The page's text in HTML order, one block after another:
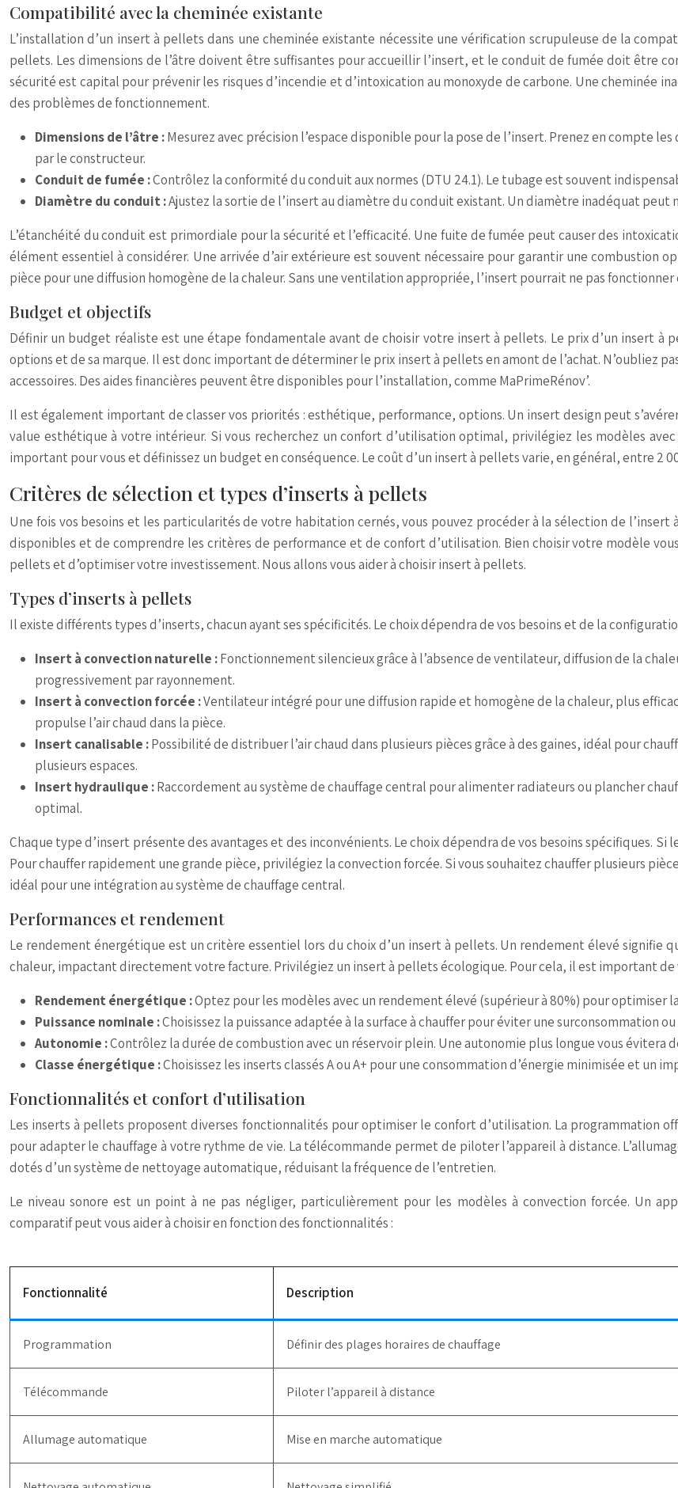
Compatibilité avec la cheminée existante
L’installation d’un insert à pellets dans une cheminée existante nécessite une vérification scrupuleuse de la
pellets. Les dimensions de l’âtre doivent être suffisantes pour accueillir l’insert, et le conduit de fumée doit être
sécurité est capital pour prévenir les risques d’incendie et d’intoxication au monoxyde de carbone. Une cheminée
des problèmes de fonctionnement.
Dimensions de l’âtre :Mesurez avec précision l’espace disponible pour la pose de l’insert. Prenez en compte
par le constructeur.
Conduit de fumée :Contrôlez la conformité du conduit aux normes (DTU 24.1). Le tubage est souvent
Diamètre du conduit :Ajustez la sortie de l’insert au diamètre du conduit existant. Un diamètre inadéquat peut
L’étanchéité du conduit est primordiale pour la sécurité et l’efficacité. Une fuite de fumée peut causer des
élément essentiel à considérer. Une arrivée d’air extérieure est souvent nécessaire pour garantir une combustion
pièce pour une diffusion homogène de la chaleur. Sans une ventilation appropriée, l’insert pourrait ne pas
Budget et objectifs
Définir un budget réaliste est une étape fondamentale avant de choisir votre insert à pellets. Le prix d’un insert à
options et de sa marque. Il est donc important de déterminer le prix insert à pellets en amont de l’achat. N’oubliez
accessoires. Des aides financières peuvent être disponibles pour l’installation, comme MaPrimeRénov’.
Il est également important de classer vos priorités : esthétique, performance, options. Un insert design peut
value esthétique à votre intérieur. Si vous recherchez un confort d’utilisation optimal, privilégiez les modèles
important pour vous et définissez un budget en conséquence. Le coût d’un insert à pellets varie, en général, entre 2
Critères de sélection et types d’inserts à pellets
Une fois vos besoins et les particularités de votre habitation cernés, vous pouvez procéder à la sélection de
disponibles et de comprendre les critères de performance et de confort d’utilisation. Bien choisir votre modèle
pellets et d’optimiser votre investissement. Nous allons vous aider à choisir insert à pellets.
Types d’inserts à pellets
Il existe différents types d’inserts, chacun ayant ses spécificités. Le choix dépendra de vos besoins et de la
Insert à convection naturelle :Fonctionnement silencieux grâce à l’absence de ventilateur, diffusion de la
progressivement par rayonnement.
Insert à convection forcée :Ventilateur intégré pour une diffusion rapide et homogène de la chaleur, plus
propulse l’air chaud dans la pièce.
Insert canalisable :Possibilité de distribuer l’air chaud dans plusieurs pièces grâce à des gaines, idéal pour
plusieurs espaces.
Insert hydraulique :Raccordement au système de chauffage central pour alimenter radiateurs ou plancher
optimal.
Chaque type d’insert présente des avantages et des inconvénients. Le choix dépendra de vos besoins spécifiques.
Pour chauffer rapidement une grande pièce, privilégiez la convection forcée. Si vous souhaitez chauffer plusieurs
idéal pour une intégration au système de chauffage central.
Performances et rendement
Le rendement énergétique est un critère essentiel lors du choix d’un insert à pellets. Un rendement élevé
chaleur, impactant directement votre facture. Privilégiez un insert à pellets écologique. Pour cela, il est important de
Rendement énergétique :Optez pour les modèles avec un rendement élevé (supérieur à 80%) pour
Puissance nominale :Choisissez la puissance adaptée à la surface à chauffer pour éviter une surconsommation
Autonomie :Contrôlez la durée de combustion avec un réservoir plein. Une autonomie plus longue vous évitera
Classe énergétique :Choisissez les inserts classés A ou A+ pour une consommation d’énergie minimisée et un
Fonctionnalités et confort d’utilisation
Les inserts à pellets proposent diverses fonctionnalités pour optimiser le confort d’utilisation. La programmation
pour adapter le chauffage à votre rythme de vie. La télécommande permet de piloter l’appareil à distance.
dotés d’un système de nettoyage automatique, réduisant la fréquence de l’entretien.
Le niveau sonore est un point à ne pas négliger, particulièrement pour les modèles à convection forcée. Un
comparatif peut vous aider à choisir en fonction des fonctionnalités :
Fonctionnalité Description
Programmation Définir des plages horaires de chauffage
Télécommande Piloter l’appareil à distance
Allumage automatique Mise en marche automatique